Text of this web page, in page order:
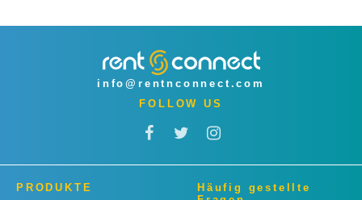
info@rentnconnect.com
FOLLOW US
PRODUKTE
Häufig gestellte